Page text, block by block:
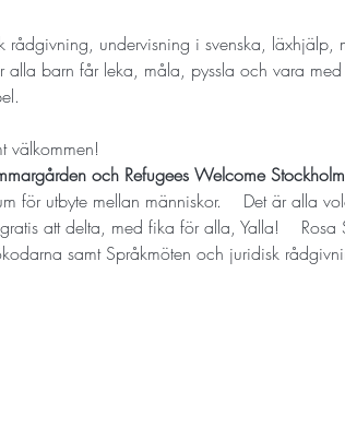
rådgivning, undervisning i svenska, läxhjälp,
barn får leka, måla, pyssla och vara
välkommen!
och Refugees Welcome
för utbyte mellan människor.  ​  Det är alla
att delta, med fika för alla, Yalla!  ​  Rosa
samt Språkmöten och juridisk